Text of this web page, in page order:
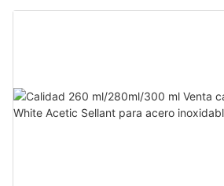
sellador de silicona acética de